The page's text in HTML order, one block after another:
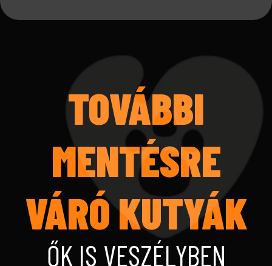
TOVÁBBI
MENTÉSRE
VÁRÓ KUTYÁK
ŐK IS VESZÉLYBEN